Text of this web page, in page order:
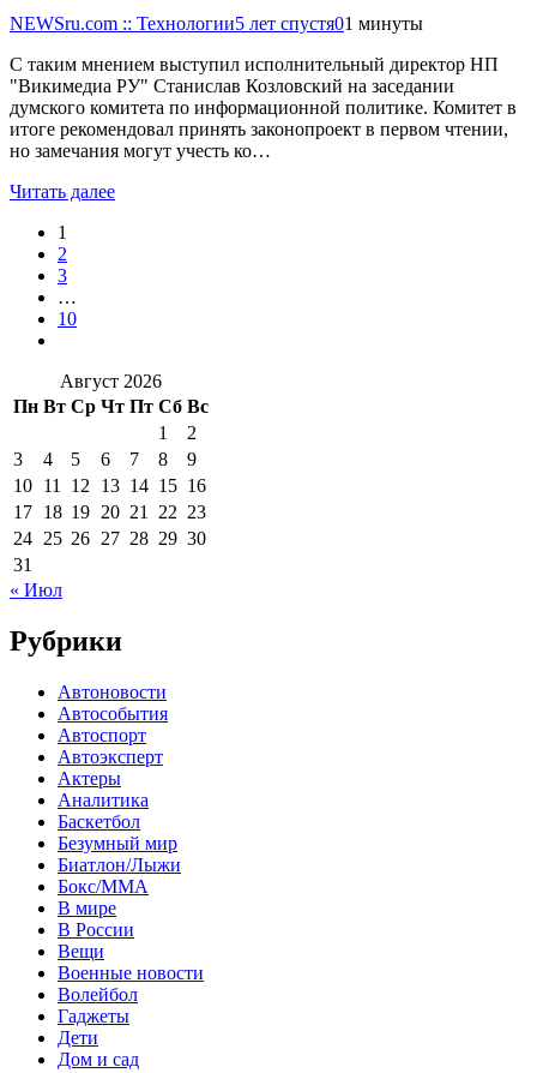
NEWSru.com :: Технологии5 лет спустя01 минуты
С таким мнением выступил исполнительный директор НП
"Викимедиа РУ" Станислав Козловский на заседании
думского комитета по информационной политике. Комитет в
итоге рекомендовал принять законопроект в первом чтении,
но замечания могут учесть ко…
Читать далее
1
2
3
…
10
Август 2026
Пн Вт Ср Чт Пт Сб Вс
1
2
3
4 5 6 7 8
9
10 11 12 13 14 15 16
17 18 19 20 21 22 23
24 25 26 27 28 29 30
31
« Июл
Рубрики
Автоновости
Автособытия
Автоспорт
Автоэксперт
Актеры
Аналитика
Баскетбол
Безумный мир
Биатлон/Лыжи
Бокс/MMA
В мире
В России
Вещи
Военные новости
Волейбол
Гаджеты
Дети
Дом и сад